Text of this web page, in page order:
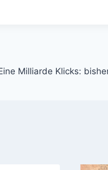
Milliarde Klicks: